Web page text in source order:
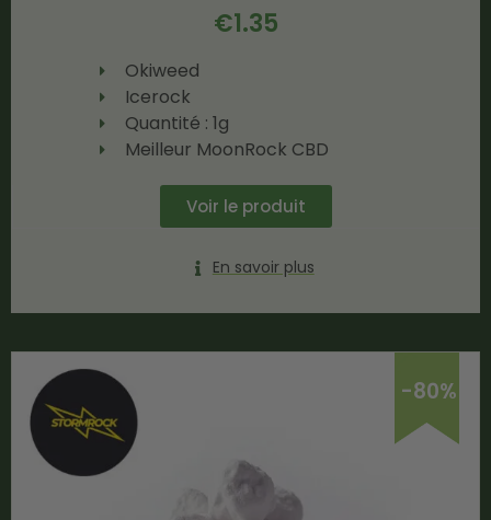
€1.35
Okiweed
Icerock
Quantité : 1g
Meilleur MoonRock CBD
Voir le produit
En savoir plus
-80%